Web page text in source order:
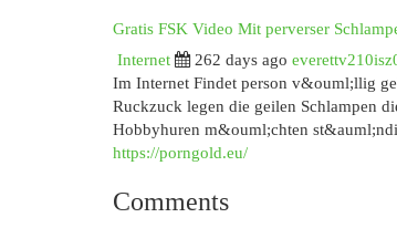
Gratis FSK Video Mit perverser
Internet
262 days ago
Im Internet Findet person v&ouml;llig
Ruckzuck legen die geilen Schlampen
Hobbyhuren m&ouml;chten
https://porngold.eu/
Comments